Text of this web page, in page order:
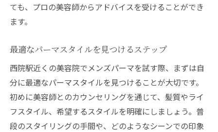
ても、プロの美容師からアドバイスを受けることができ
ます。
最適なパーマスタイルを見つけるステップ
西院駅近くの美容院でメンズパーマを試す際、まずは自
分に最適なパーマスタイルを見つけることが大切です。
初めに美容師とのカウンセリングを通じて、髪質やライ
フスタイル、希望するスタイルを明確にしましょう。普
段のスタイリングの手間や、どのようなシーンでの印象